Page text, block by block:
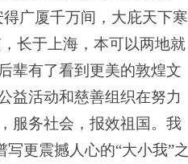
广厦千万间，大庇天下寒
长于上海，本可以两地就
辈有了看到更美的敦煌文
益活动和慈善组织在努力
服务社会，报效祖国。我
更震撼人心的“大小我”之